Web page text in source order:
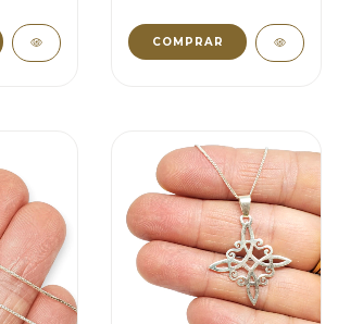
COMPRAR